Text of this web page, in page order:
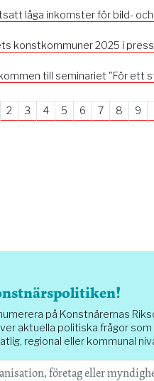
låga inkomster för bild-
konstkommuner 2025 i
till seminariet "För ett
2 3 4 5 6 7 8 9
på Konstnärernas
aktuella politiska frågor
regional eller kommunal